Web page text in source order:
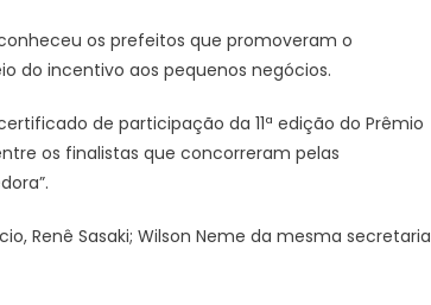
os prefeitos que promoveram o
do incentivo aos pequenos negócios.
de participação da 11ª edição do Prêmio
os finalistas que concorreram pelas
Renê Sasaki; Wilson Neme da mesma secretaria